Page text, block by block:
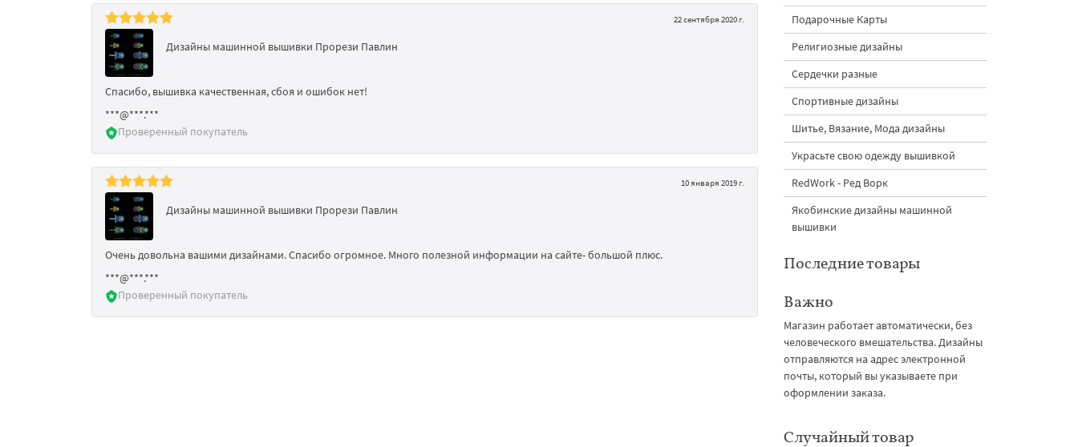
22 сентября 2020 г.
Дизайны машинной вышивки Прорези Павлин
Спасибо, вышивка качественная, сбоя и ошибок нет!
***@***.***
Проверенный покупатель
10 января 2019 г.
Дизайны машинной вышивки Прорези Павлин
Очень довольна вашими дизайнами. Спасибо огромное. Много полезной информации на сайте- большой плюс.
***@***.***
Проверенный покупатель
Подарочные Карты
Религиозные дизайны
Сердечки разные
Спортивные дизайны
Шитье, Вязание, Мода дизайны
Украсьте свою одежду вышивкой
RedWork - Ред Ворк
Якобинские дизайны машинной
вышивки
Последние товары
Важно
Магазин работает автоматически, без
человеческого вмешательства. Дизайны
отправляются на адрес электронной
почты, который вы указываете при
оформлении заказа.
Случайный товар